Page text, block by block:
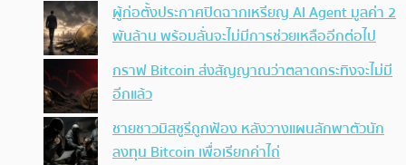
ผู้ก่อตั้งประกาศปิดฉากเหรียญ AI Agent มูลค่า 2
พันล้าน พร้อมลั่นจะไม่มีการช่วยเหลืออีกต่อไป
กราฟ Bitcoin ส่งสัญญาณว่าตลาดกระทิงจะไม่มี
อีกแล้ว
ชายชาวมิสซูรีถูกฟ้อง หลังวางแผนลักพาตัวนัก
ลงทุน Bitcoin เพื่อเรียกค่าไถ่